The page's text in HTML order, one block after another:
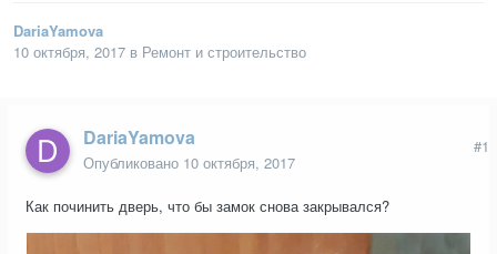
DariaYamova
10 октября, 2017 в Ремонт и строительство
DariaYamova
Опубликовано 10 октября, 2017
#1
Как починить дверь, что бы замок снова закрывался?